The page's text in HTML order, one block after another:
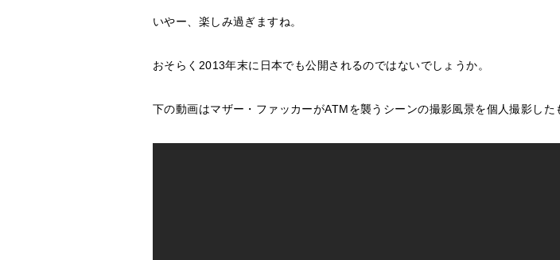
いやー、楽しみ過ぎますね。
おそらく2013年末に日本でも公開されるのではないでしょうか。
下の動画はマザー・ファッカーがATMを襲うシーンの撮影風景を個人撮影した